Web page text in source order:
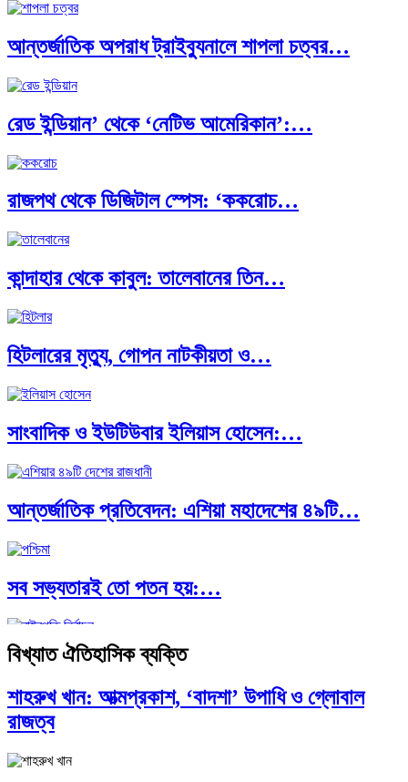
ব্রাজিল ও আর্জেন্টিনার কালো অধ্যায়:…
পূর্ব ইউরোপ বনাম তুরস্ক: শত…
পৃথিবীতে বর্তমানে মোট দেশের সংখ্যা…
এশিয়ান সেঞ্চুরির দ্বৈরথ: চীন-ভারতের বৈশ্বিক…
পাকিস্তান, চীন ও বাংলাদেশ: তিন…
আমেরিকা সারা দুনিয়ায় গণতন্ত্রের গান…
আন্তর্জাতিক অপরাধ ট্রাইব্যুনালে শাপলা চত্বর…
রেড ইন্ডিয়ান’ থেকে ‘নেটিভ আমেরিকান’:…
রাজপথ থেকে ডিজিটাল স্পেস: ‘ককরোচ…
কান্দাহার থেকে কাবুল: তালেবানের তিন…
হিটলারের মৃত্যু, গোপন নাটকীয়তা ও…
সাংবাদিক ও ইউটিউবার ইলিয়াস হোসেন:…
আন্তর্জাতিক প্রতিবেদন: এশিয়া মহাদেশের ৪৯টি…
সব সভ্যতারই তো পতন হয়:…
পরবর্তী রাষ্ট্রপতি নির্বাচন ২০২৬: আলোচনায়…
বিখ্যাত ঐতিহাসিক ব্যক্তি
শাহরুখ খান: আত্মপ্রকাশ, ‘বাদশা’ উপাধি ও গ্লোবাল
রাজত্ব